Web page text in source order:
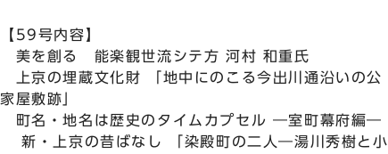
【59号内容】
美を創る 能楽観世流シテ方 河村 和重氏
上京の埋蔵文化財 「地中にのこる今出川通沿いの公
家屋敷跡」
町名・地名は歴史のタイムカプセル ―室町幕府編―
新・上京の昔ばなし 「染殿町の二人―湯川秀樹と小